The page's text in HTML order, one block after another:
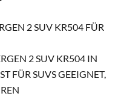
2 SUV KR504 FÜR
2 SUV KR504 IN
FÜR SUVS GEEIGNET, D
FA